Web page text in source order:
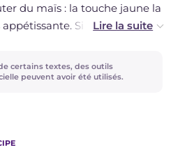
du maïs : la touche jaune la
Si la sauce à la
que vous préférez, comme
la sauce cocktail (une de
certains textes, des outils
peuvent avoir été utilisés.